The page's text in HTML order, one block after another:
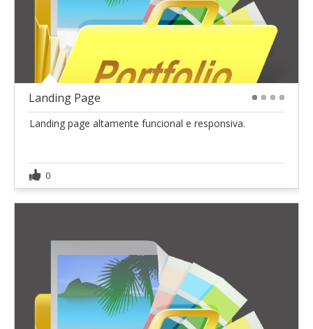
Landing Page
Landing page altamente funcional e responsiva.
0